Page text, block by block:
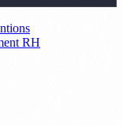
RH